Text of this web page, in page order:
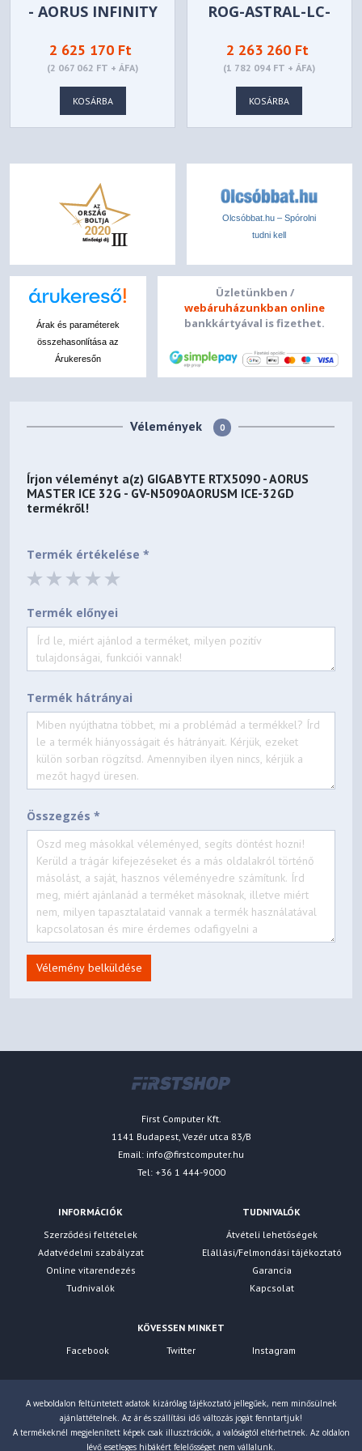
- AORUS INFINITY
N5090AORUS IF-
32GD
2 625 170 Ft
(2 067 062 FT + ÁFA)
KOSÁRBA
ROG-ASTRAL-LC-
GAMING
2 263 260 Ft
(1 782 094 FT + ÁFA)
KOSÁRBA
Olcsóbbat.hu – Spórolni
tudni kell
Árak és paraméterek
összehasonlítása az
Árukeresőn
Üzletünkben /
webáruházunkban online
bankkártyával is fizethet.
Vélemények 0
Írjon véleményt a(z) GIGABYTE RTX5090 - AORUS
MASTER ICE 32G - GV-N5090AORUSM ICE-32GD
termékről!
Termék értékelése *
Termék előnyei
Termék hátrányai
Összegzés *
Vélemény belküldése
First Computer Kft.
1141 Budapest, Vezér utca 83/B
Email: info@firstcomputer.hu
Tel: +36 1 444-9000
INFORMÁCIÓK
Szerződési feltételek
Adatvédelmi szabályzat
Online vitarendezés
Tudnivalók
TUDNIVALÓK
Átvételi lehetőségek
Elállási/Felmondási tájékoztató
Garancia
Kapcsolat
KÖVESSEN MINKET
Facebook
Twitter Instagram
A weboldalon feltüntetett adatok kizárólag tájékoztató jellegűek, nem minősülnek
ajánlattételnek. Az ár és szállítási idő változás jogát fenntartjuk!
A termékeknél megjelenített képek csak illusztrációk, a valóságtól eltérhetnek. Az oldalon
lévő esetleges hibákért felelősséget nem vállalunk.